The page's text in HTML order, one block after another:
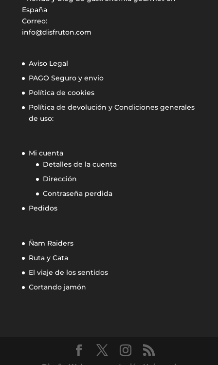
España
Correo:
info@disfruton.com
Aviso Legal
PAGO Seguro y envio
Política de cookies
Política de devolución y Condiciones generales
de uso:
Mi cuenta
Detalles de la cuenta
Dirección
Contraseña perdida
Pedidos
Ñam Raiders
Ruta y Cata
El viaje de los sentidos
Cortando jamón